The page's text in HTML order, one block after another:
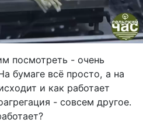
видео
посмотреть - очень
бумаге всё просто, а на
и как работает
- совсем другое.